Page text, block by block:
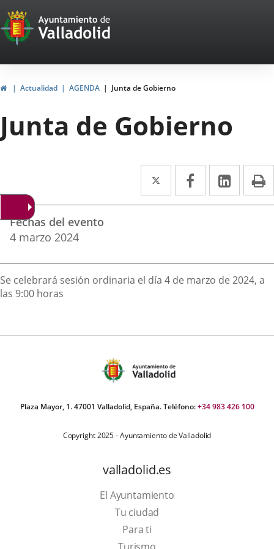
Portal
Web
del
Ayuntamiento
de
Valladolid
HomeActualidad AGENDA Junta de Gobierno
Junta de Gobierno
Twitter
Enlace
a
externa.
Facebook
Enlace
a
externa.
Enlace
a
Datos
del
evento
Fechas del evento
4 marzo 2024
Descripción
Se celebrará sesión ordinaria el día 4 de marzo de 2024, a
las 9:00 horas
Plaza Mayor, 1. 47001 Valladolid, España. Teléfono:+34 983 426 100
Copyright 2025 - Ayuntamiento de Valladolid
valladolid.es
El Ayuntamiento
Tu ciudad
Para ti
This